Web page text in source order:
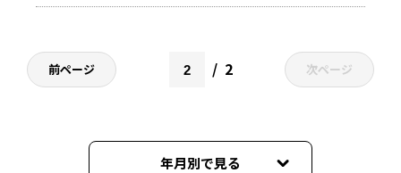
前ページ 2 次ページ
年月別で見る